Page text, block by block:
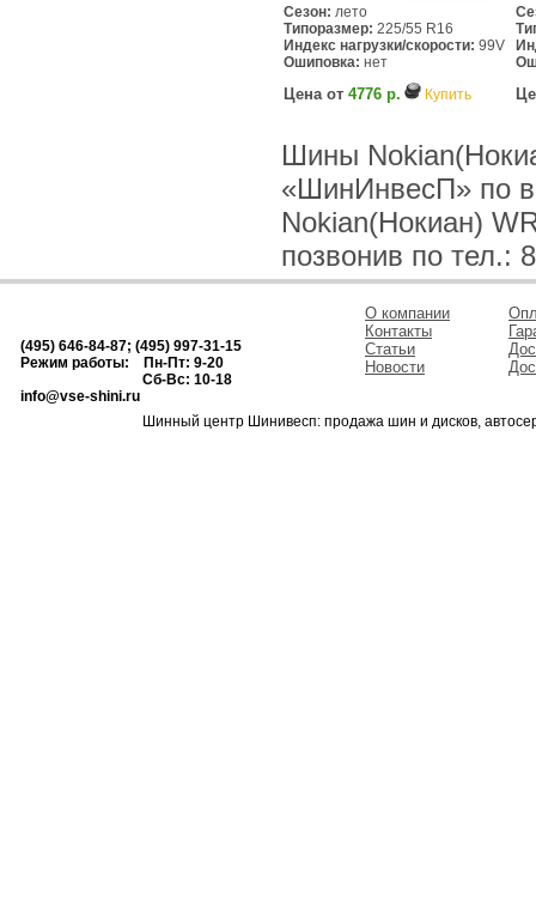
Сезон: лето
Типоразмер: 225/55 R16
Индекс нагрузки/скорости: 99V
Ошиповка: нет
Цена от 4776 р. Купить
Шины
«ШинИнвесП» по
Nokian(Нокиан)
позвонив по тел.:
(495) 646-84-87; (495) 997-31-15
Режим работы: Пн-Пт: 9-20
Сб-Вс: 10-18
info@vse-shini.ru
О компании
Контакты
Статьи
Новости
Шинный центр Шинивесп: продажа шин и дисков,